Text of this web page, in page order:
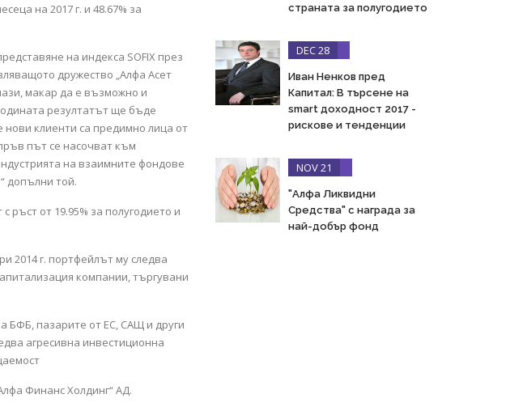
на 2017 г. и 48.67% за
на индекса SOFIX през
дружество „Алфа Асет
макар да е възможно и
резултатът ще бъде
нови клиенти са предимно лица от
път се насочват към
на взаимните фондове
допълни той.
от 19.95% за полугодието и
2014 г. портфейлът му следва
компании, търгувани
БФБ, пазарите от ЕС, САЩ и други
агресивна инвестиционна
Финанс Холдинг“ АД.
страната за полугодието
DEC 28
Иван Ненков пред
Капитал: В търсене на
smart доходност 2017 -
рискове и тенденции
NOV 21
"Алфа Ликвидни
Средства" с награда за
най-добър фонд